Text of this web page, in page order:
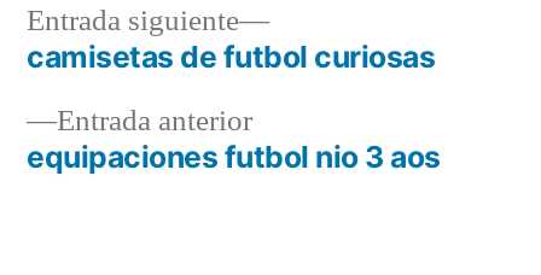
Navegación
de
entradas
Entrada anteriorEntrada
anterior:
equipaciones futbol nio 3 aos
Entrada siguiente
Entrada
siguiente:
camisetas de futbol curiosas